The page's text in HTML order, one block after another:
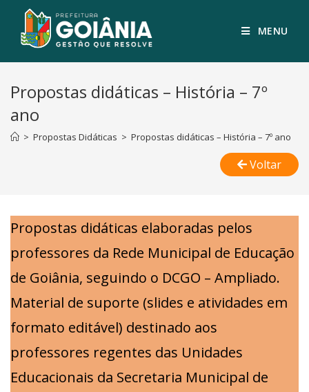
MENU
Propostas didáticas – História – 7º
ano
> Propostas Didáticas > Propostas didáticas – História – 7º ano
Voltar
Propostas didáticas elaboradas pelos
professores da Rede Municipal de Educação
de Goiânia, seguindo o DCGO – Ampliado.
Material de suporte (slides e atividades em
formato editável) destinado aos
professores regentes das Unidades
Educacionais da Secretaria Municipal de